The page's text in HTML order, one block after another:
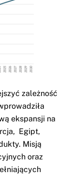
zależność
ekspansji na
Egipt,
Misją
oraz